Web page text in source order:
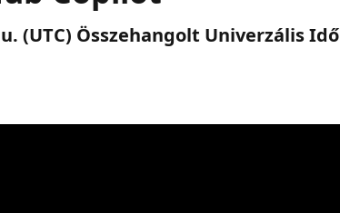
(UTC) Összehangolt Univerzális Idő